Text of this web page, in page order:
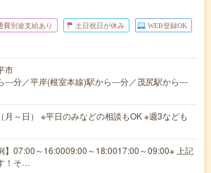
費別途支給あり 土日祝日が休み WEB登録OK
市
---分／平岸(根室本線)駅から---分／茂尻駅から---
月～日） ※平日のみなどの相談もOK ※週3なども
】07:00～16:0009:00～18:0017:00～09:00※ 上記
！そ…